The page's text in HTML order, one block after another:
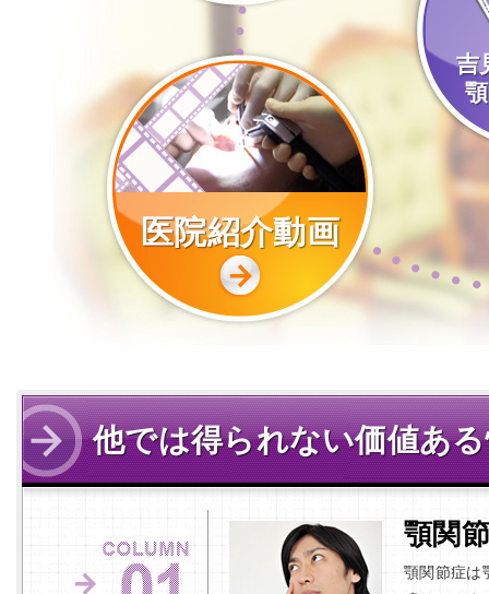
吉
医院紹介動画
他では得られない価値あ
顎関
顎関節症は